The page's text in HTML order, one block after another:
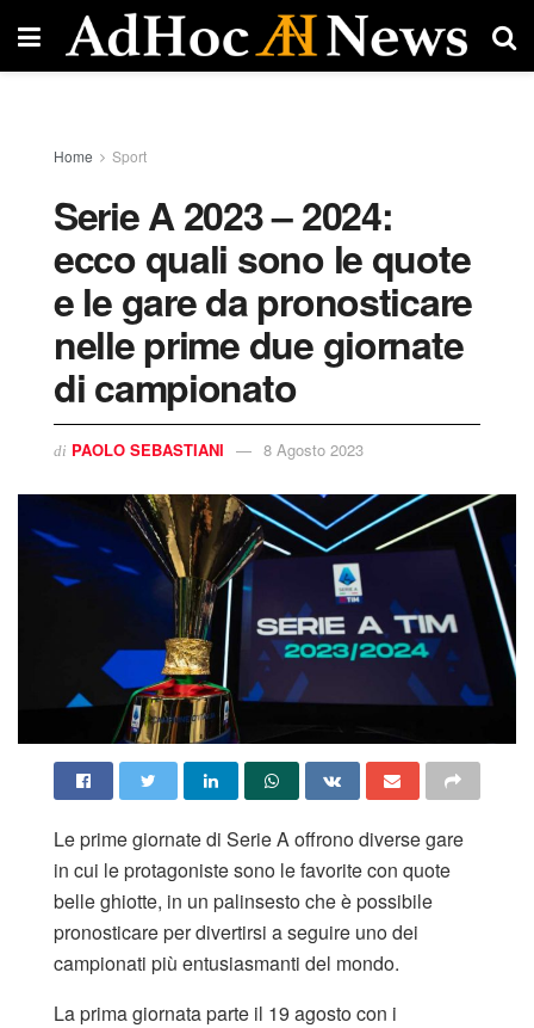
Home Sport
Serie A 2023 – 2024:
ecco quali sono le quote
e le gare da pronosticare
nelle prime due giornate
di campionato
di PAOLO SEBASTIANI 8 Agosto 2023
Le prime giornate di Serie A offrono diverse gare
in cui le protagoniste sono le favorite con quote
belle ghiotte, in un palinsesto che è possibile
pronosticare per divertirsi a seguire uno dei
campionati più entusiasmanti del mondo.
La prima giornata parte il 19 agosto con i